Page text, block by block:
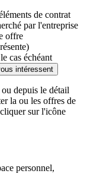
de contrat
par l'entreprise
offre
cas échéant
intéressent
depuis le détail
la ou les offres de
sur l'icône
personnel,